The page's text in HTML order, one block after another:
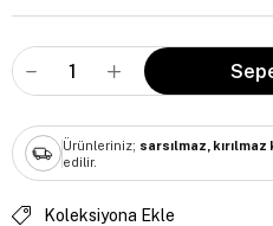
Ürünleriniz; sarsılmaz, kırılmaz
edilir.
Koleksiyona Ekle